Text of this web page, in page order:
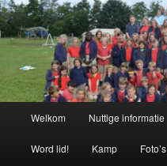
Spring
naar
de
inhoudChiro Bethanie
Welkom Nuttige informatie
Word lid! Kamp Foto’s